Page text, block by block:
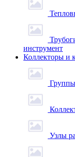
инструмент
Коллекторы и
Узлы